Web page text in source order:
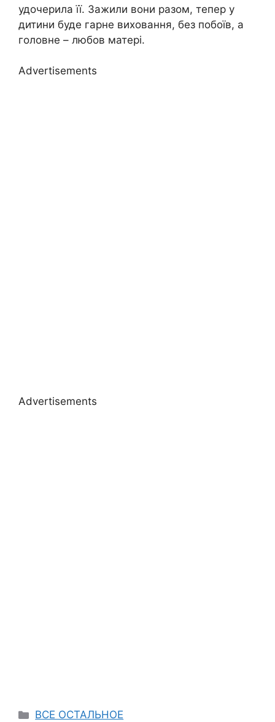
удочерила її. Зажили вони разом, тепер у
дитини буде гарне виховання, без пoбоїв, а
головне – любов матері.
Advertisements
Advertisements
Categories
ВСЕ ОСТАЛЬНОЕ